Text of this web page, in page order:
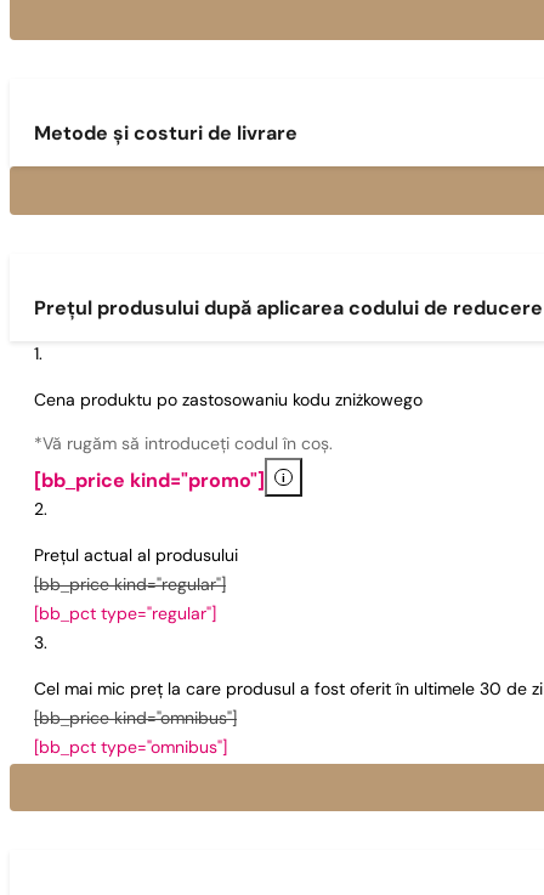
Metode și costuri de livrare
Prețul produsului după aplicarea codului de reducere
Cena produktu po zastosowaniu kodu zniżkowego
*Vă rugăm să introduceți codul în coș.
[bb_price kind="promo"] i
Prețul actual al produsului
[bb_price kind="regular"]
[bb_pct type="regular"]
Cel mai mic preț la care produsul a fost oferit în ultimele 30 de
[bb_price kind="omnibus"]
[bb_pct type="omnibus"]